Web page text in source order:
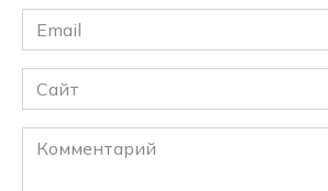
Email
*
Сайт
Комментарий